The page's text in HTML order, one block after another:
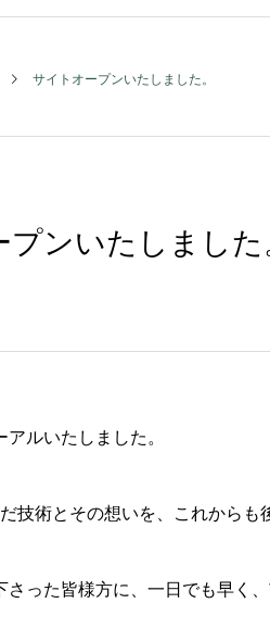
サイトオープンいたしました。
ンいたしました
ルいたしました。
技術とその想いを、これからも
さった皆様方に、一日でも早く